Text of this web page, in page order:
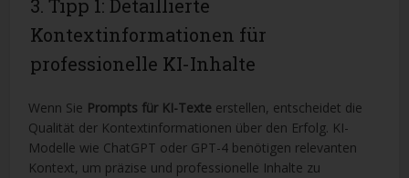
3. Tipp 1: Detaillierte
Kontextinformationen für
professionelle KI-Inhalte
Wenn Sie Prompts für KI-Texte erstellen, entscheidet die
Qualität der Kontextinformationen über den Erfolg. KI-
Modelle wie ChatGPT oder GPT-4 benötigen relevanten
Kontext, um präzise und professionelle Inhalte zu